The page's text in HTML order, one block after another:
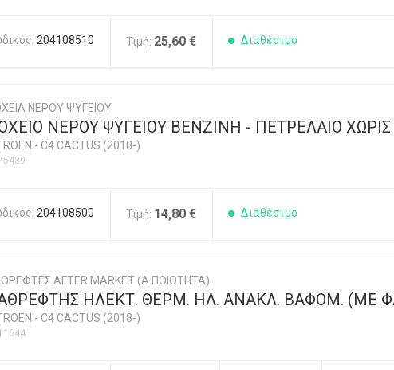
204108510 Τιμή: 25,60 € Διαθέσιμο
ΝΕΡΟΥ ΨΥΓΕΙΟΥ
ΝΕΡΟΥ ΨΥΓΕΙΟΥ ΒΕΝΖΙΝΗ - ΠΕΤΡΕΛΑΙΟ
- C4 CACTUS (2018-)
204108500 Τιμή: 14,80 € Διαθέσιμο
AFTER MARKET (Α ΠΟΙΟΤΗΤΑ)
ΗΛΕΚΤ. ΘΕΡΜ. ΗΛ. ΑΝΑΚΛ. ΒΑΦΟΜ. (ΜΕ
- C4 CACTUS (2018-)